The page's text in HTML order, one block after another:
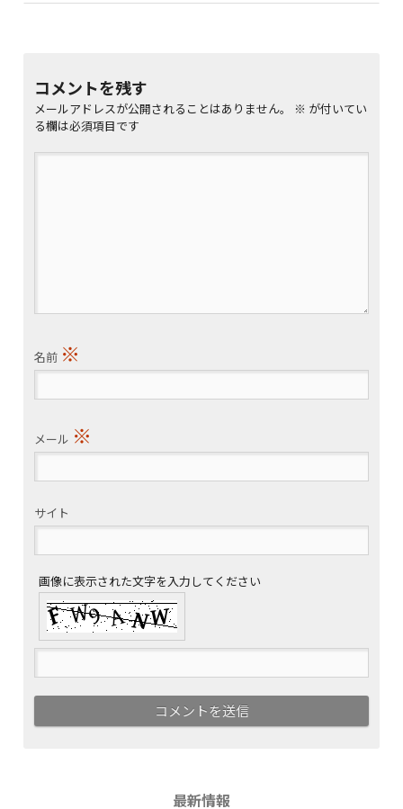
コメントを残す
メールアドレスが公開されることはありません。 ※ が付いてい
る欄は必須項目です
名前 ※
メール ※
サイト
画像に表示された文字を入力してください
最新情報